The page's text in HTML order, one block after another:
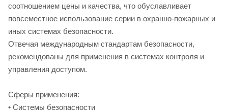
соотношением цены и качества, что обуславливает
повсеместное использование серии в охранно-пожарных и
иных системах безопасности.
Отвечая международным стандартам безопасности,
рекомендованы для применения в системах контроля и
управления доступом.
Cферы применения:
• Системы безопасности